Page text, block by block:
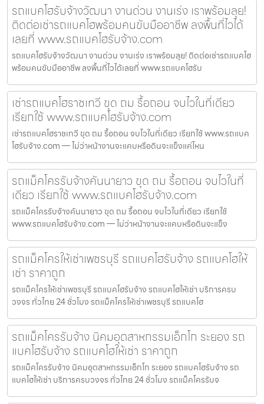
รถแบคโฮรับจ้างวัฒนา งานด่วน งานเร่ง เราพร้อมลุย!
ติดต่อเช่ารถแบคโฮพร้อมคนขับมืออาชีพ ลงพื้นที่ไวได้
เลยที่ www.รถแบคโฮรับจ้าง.com
รถแบคโฮรับจ้างวัฒนา งานด่วน งานเร่ง เราพร้อมลุย! ติดต่อเช่ารถแบคโฮ
พร้อมคนขับมืออาชีพ ลงพื้นที่ไวได้เลยที่ www.รถแบคโฮรับ
เช่ารถแบคโฮราชเทวี ขุด ถม รื้อถอน จบไวในที่เดียว
เรียกใช้ www.รถแบคโฮรับจ้าง.com
เช่ารถแบคโฮราชเทวี ขุด ถม รื้อถอน จบไวในที่เดียว เรียกใช้ www.รถแบค
โฮรับจ้าง.com — ไม่ว่าหน้างานจะแคบหรือดินจะแข็งแค่ไหน
รถแม็คโครรับจ้างคันนายาว ขุด ถม รื้อถอน จบไวในที่
เดียว เรียกใช้ www.รถแบคโฮรับจ้าง.com
รถแม็คโครรับจ้างคันนายาว ขุด ถม รื้อถอน จบไวในที่เดียว เรียกใช้
www.รถแบคโฮรับจ้าง.com — ไม่ว่าหน้างานจะแคบหรือดินจะแข็ง
รถแม็คโครให้เช่าเพชรบุรี รถแบคโฮรับจ้าง รถแบคโฮให้
เช่า ราคาถูก
รถแม็คโครให้เช่าเพชรบุรี รถแบคโฮรับจ้าง รถแบคโฮให้เช่า บริการครบ
วงจร ทั่วไทย 24 ชั่วโมง รถแม็คโครให้เช่าเพชรบุรี รถแบคโฮ
รถแม็คโครรับจ้าง นิคมอุตสาหกรรมเอ็กโก ระยอง รถ
แบคโฮรับจ้าง รถแบคโฮให้เช่า ราคาถูก
รถแม็คโครรับจ้าง นิคมอุตสาหกรรมเอ็กโก ระยอง รถแบคโฮรับจ้าง รถ
แบคโฮให้เช่า บริการครบวงจร ทั่วไทย 24 ชั่วโมง รถแม็คโครรับจ